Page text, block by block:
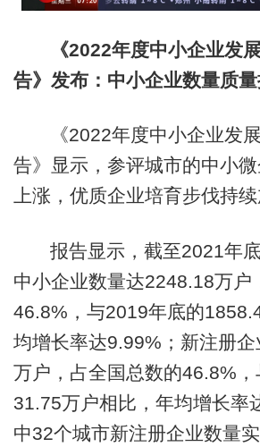
《2022年度中小企业发
告》发布：中小企业数量质
《2022年度中小企业发
告》显示，参评城市的中小
上涨，优质企业培育步伐持续
报告显示，截至2021年
中小企业数量达2248.18万户
46.8%，与2019年底的
均增长率达9.99%；新注册
万户，占全国总数的46.8%
31.75万户相比，年均增长率
中32个城市新注册企业数量